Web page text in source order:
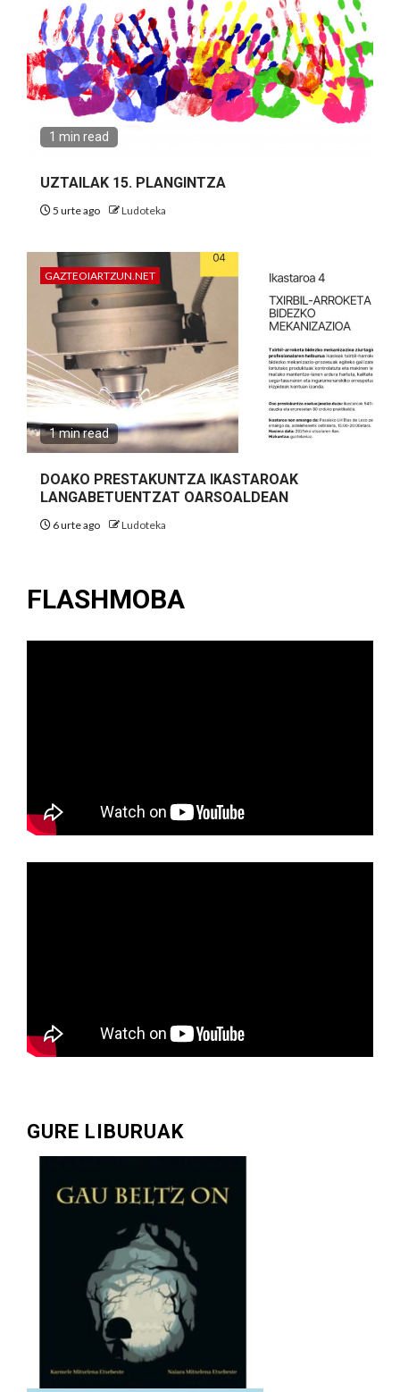
1 min read
UZTAILAK 15. PLANGINTZA
5 urte ago Ludoteka
GAZTEOIARTZUN.NET
1 min read
DOAKO PRESTAKUNTZA IKASTAROAK
LANGABETUENTZAT OARSOALDEAN
6 urte ago Ludoteka
FLASHMOBA
GURE LIBURUAK